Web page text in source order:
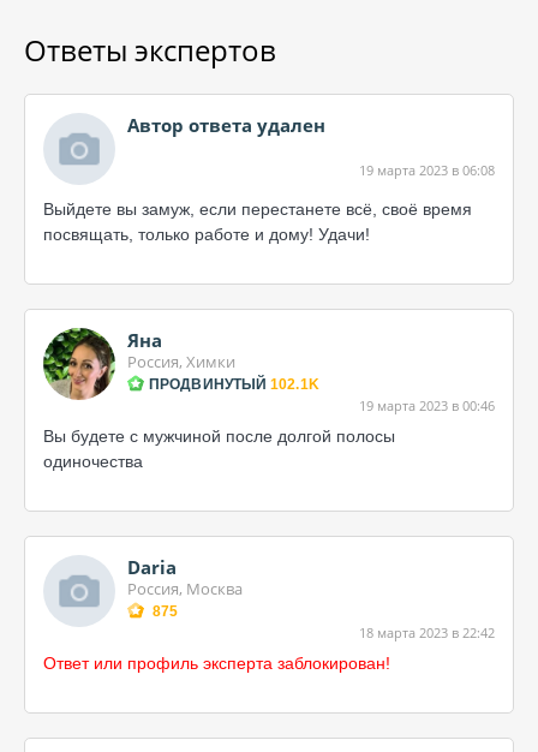
Ответы экспертов
Автор ответа удален
19 марта 2023 в 06:08
Выйдете вы замуж, если перестанете всё, своё время
посвящать, только работе и дому! Удачи!
Яна
Россия, Химки
ПРОДВИНУТЫЙ 102.1K
19 марта 2023 в 00:46
Вы будете с мужчиной после долгой полосы
одиночества
Daria
Россия, Москва
875
18 марта 2023 в 22:42
Ответ или профиль эксперта заблокирован!